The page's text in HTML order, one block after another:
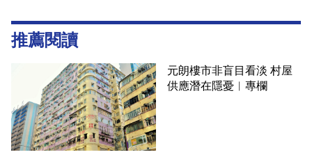
推薦閱讀
元朗樓市非盲目看淡 村屋
供應潛在隱憂︳專欄